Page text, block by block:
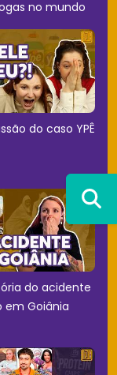
no mundo
do caso YPÊ
do acidente
em Goiânia